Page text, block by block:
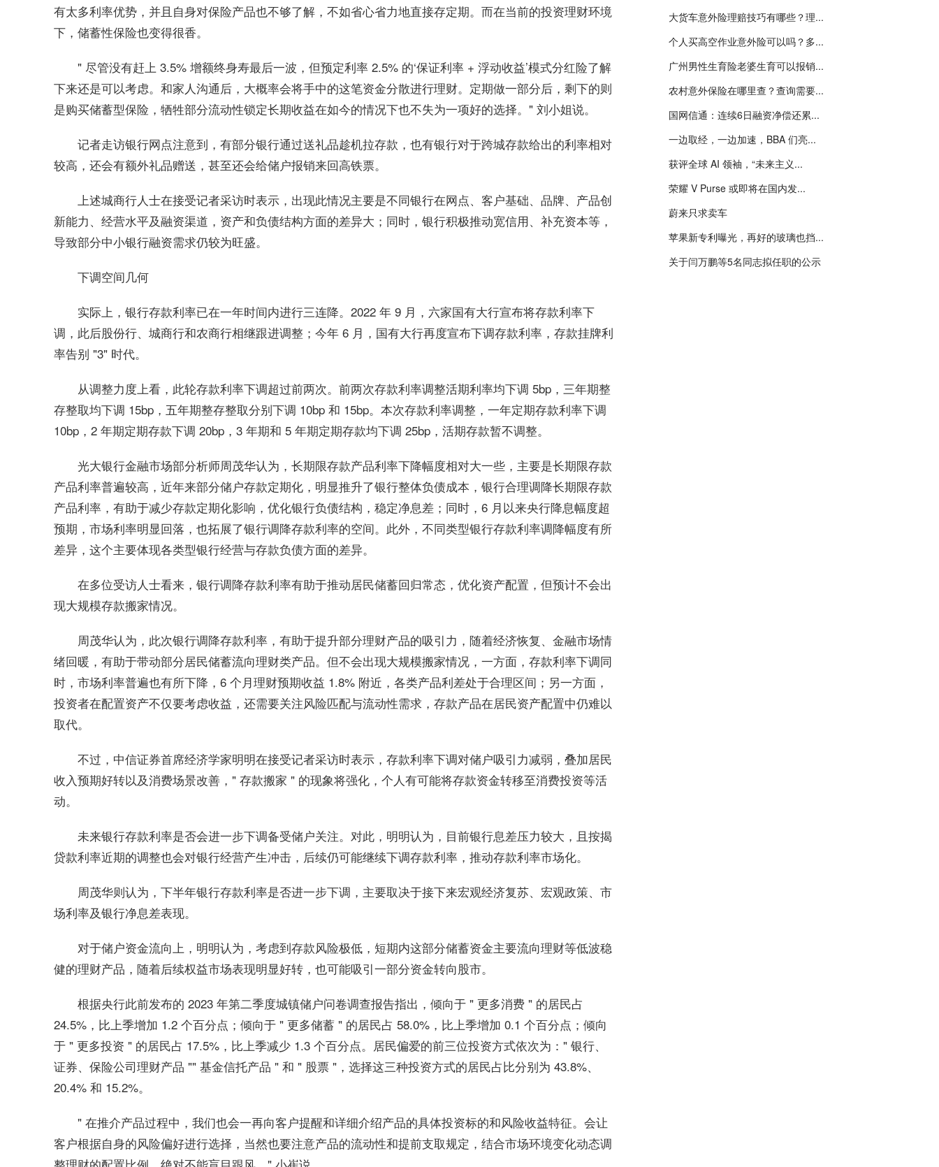
有太多利率优势，并且自身对保险产品也不够了解，不如省心省力地直接存定期。而在当前的投资理财环境
下，储蓄性保险也变得很香。
" 尽管没有赶上 3.5% 增额终身寿最后一波，但预定利率 2.5% 的‘保证利率 + 浮动收益’模式分红险了解
下来还是可以考虑。和家人沟通后，大概率会将手中的这笔资金分散进行理财。定期做一部分后，剩下的则
是购买储蓄型保险，牺牲部分流动性锁定长期收益在如今的情况下也不失为一项好的选择。" 刘小姐说。
记者走访银行网点注意到，有部分银行通过送礼品趁机拉存款，也有银行对于跨城存款给出的利率相对
较高，还会有额外礼品赠送，甚至还会给储户报销来回高铁票。
上述城商行人士在接受记者采访时表示，出现此情况主要是不同银行在网点、客户基础、品牌、产品创
新能力、经营水平及融资渠道，资产和负债结构方面的差异大；同时，银行积极推动宽信用、补充资本等，
导致部分中小银行融资需求仍较为旺盛。
下调空间几何
实际上，银行存款利率已在一年时间内进行三连降。2022 年 9 月，六家国有大行宣布将存款利率下
调，此后股份行、城商行和农商行相继跟进调整；今年 6 月，国有大行再度宣布下调存款利率，存款挂牌利
率告别 "3" 时代。
从调整力度上看，此轮存款利率下调超过前两次。前两次存款利率调整活期利率均下调 5bp，三年期整
存整取均下调 15bp，五年期整存整取分别下调 10bp 和 15bp。本次存款利率调整，一年定期存款利率下调
10bp，2 年期定期存款下调 20bp，3 年期和 5 年期定期存款均下调 25bp，活期存款暂不调整。
光大银行金融市场部分析师周茂华认为，长期限存款产品利率下降幅度相对大一些，主要是长期限存款
产品利率普遍较高，近年来部分储户存款定期化，明显推升了银行整体负债成本，银行合理调降长期限存款
产品利率，有助于减少存款定期化影响，优化银行负债结构，稳定净息差；同时，6 月以来央行降息幅度超
预期，市场利率明显回落，也拓展了银行调降存款利率的空间。此外，不同类型银行存款利率调降幅度有所
差异，这个主要体现各类型银行经营与存款负债方面的差异。
在多位受访人士看来，银行调降存款利率有助于推动居民储蓄回归常态，优化资产配置，但预计不会出
现大规模存款搬家情况。
周茂华认为，此次银行调降存款利率，有助于提升部分理财产品的吸引力，随着经济恢复、金融市场情
绪回暖，有助于带动部分居民储蓄流向理财类产品。但不会出现大规模搬家情况，一方面，存款利率下调同
时，市场利率普遍也有所下降，6 个月理财预期收益 1.8% 附近，各类产品利差处于合理区间；另一方面，
投资者在配置资产不仅要考虑收益，还需要关注风险匹配与流动性需求，存款产品在居民资产配置中仍难以
取代。
不过，中信证券首席经济学家明明在接受记者采访时表示，存款利率下调对储户吸引力减弱，叠加居民
收入预期好转以及消费场景改善，" 存款搬家 " 的现象将强化，个人有可能将存款资金转移至消费投资等活
动。
未来银行存款利率是否会进一步下调备受储户关注。对此，明明认为，目前银行息差压力较大，且按揭
贷款利率近期的调整也会对银行经营产生冲击，后续仍可能继续下调存款利率，推动存款利率市场化。
周茂华则认为，下半年银行存款利率是否进一步下调，主要取决于接下来宏观经济复苏、宏观政策、市
场利率及银行净息差表现。
对于储户资金流向上，明明认为，考虑到存款风险极低，短期内这部分储蓄资金主要流向理财等低波稳
健的理财产品，随着后续权益市场表现明显好转，也可能吸引一部分资金转向股市。
根据央行此前发布的 2023 年第二季度城镇储户问卷调查报告指出，倾向于 " 更多消费 " 的居民占
24.5%，比上季增加 1.2 个百分点；倾向于 " 更多储蓄 " 的居民占 58.0%，比上季增加 0.1 个百分点；倾向
于 " 更多投资 " 的居民占 17.5%，比上季减少 1.3 个百分点。居民偏爱的前三位投资方式依次为：" 银行、
证券、保险公司理财产品 "" 基金信托产品 " 和 " 股票 "，选择这三种投资方式的居民占比分别为 43.8%、
20.4% 和 15.2%。
" 在推介产品过程中，我们也会一再向客户提醒和详细介绍产品的具体投资标的和风险收益特征。会让
客户根据自身的风险偏好进行选择，当然也要注意产品的流动性和提前支取规定，结合市场环境变化动态调
大货车意外险理赔技巧有哪些？理...
个人买高空作业意外险可以吗？多...
广州男性生育险老婆生育可以报销...
农村意外保险在哪里查？查询需要...
国网信通：连续6日融资净偿还累...
一边取经，一边加速，BBA 们亮...
获评全球 AI 领袖，“未来主义...
荣耀 V Purse 或即将在国内发...
蔚来只求卖车
苹果新专利曝光，再好的玻璃也挡...
关于闫万鹏等5名同志拟任职的公示